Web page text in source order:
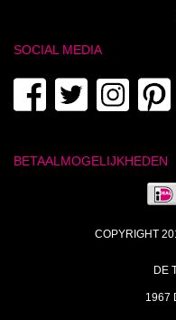
SOCIAL MEDIA
BETAALMOGELIJKHEDEN
COPYRIGHT
DE
1967